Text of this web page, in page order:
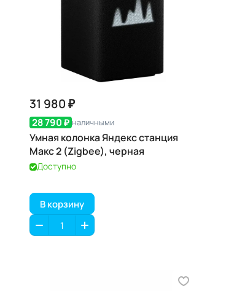
31 980 ₽
28 790 ₽ наличными
Умная колонка Яндекс станция
Макс 2 (Zigbee), черная
Доступно
В корзину